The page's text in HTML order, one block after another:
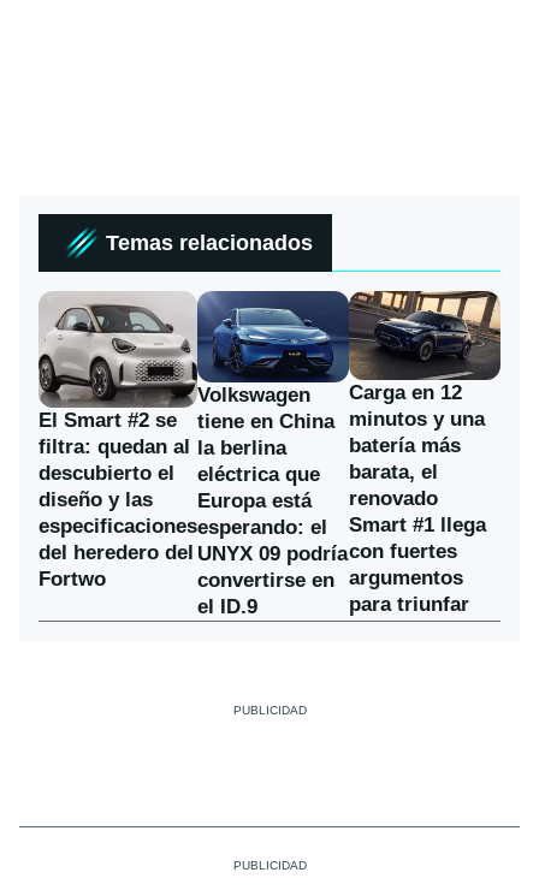
Temas relacionados
El Smart #2 se
filtra: quedan al
descubierto el
diseño y las
especificaciones
del heredero del
Fortwo
Volkswagen
tiene en China
la berlina
eléctrica que
Europa está
esperando: el
UNYX 09 podría
convertirse en
el ID.9
Carga en 12
minutos y una
batería más
barata, el
renovado
Smart #1 llega
con fuertes
argumentos
para triunfar